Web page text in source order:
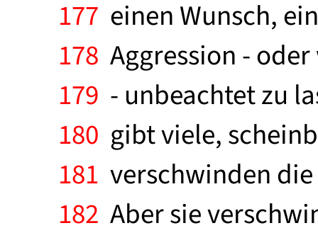
177 einen Wunsch,
178 Aggression -
179 - unbeachtet zu
180 gibt viele,
181 verschwinden
182 Aber sie